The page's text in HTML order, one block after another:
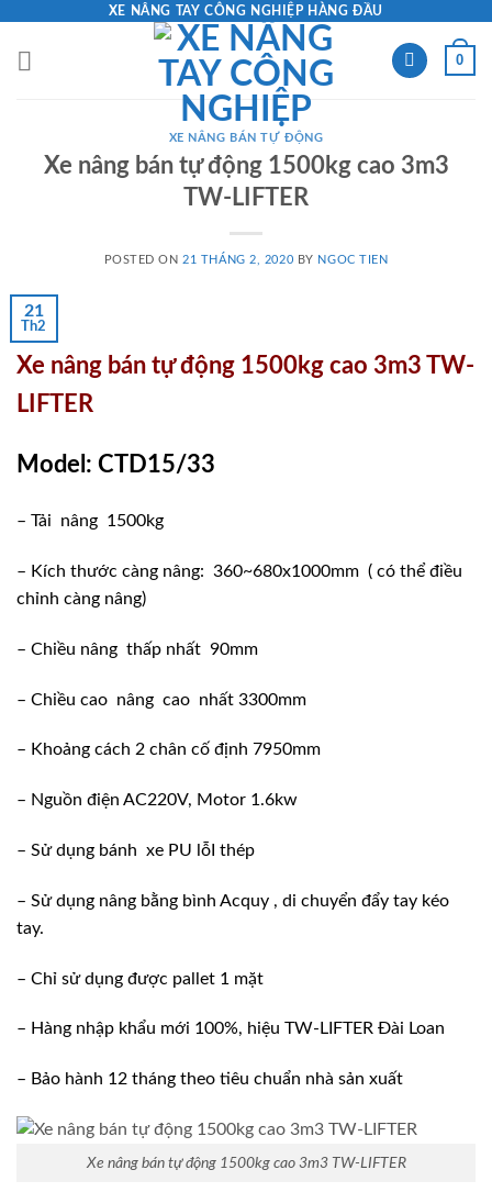
content
XE NÂNG TAY CÔNG NGHIỆP HÀNG ĐẦU
0
XE NÂNG BÁN TỰ ĐỘNG
Xe nâng bán tự động 1500kg cao 3m3
TW-LIFTER
POSTED ON 21 THÁNG 2, 2020 BY NGOC TIEN
21
Th2
Xe nâng bán tự động 1500kg cao 3m3 TW-
LIFTER
Model: CTD15/33
– Tải nâng 1500kg
– Kích thước càng nâng: 360~680x1000mm ( có thể điều
chỉnh càng nâng)
– Chiều nâng thấp nhất 90mm
– Chiều cao nâng cao nhất 3300mm
– Khoảng cách 2 chân cố định 7950mm
– Nguồn điện AC220V, Motor 1.6kw
– Sử dụng bánh xe PU lỗI thép
– Sử dụng nâng bằng bình Acquy , di chuyển đẩy tay kéo
tay.
– Chỉ sử dụng được pallet 1 mặt
– Hàng nhập khẩu mới 100%, hiệu TW-LIFTER Đài Loan
– Bảo hành 12 tháng theo tiêu chuẩn nhà sản xuất
Xe nâng bán tự động 1500kg cao 3m3 TW-LIFTER